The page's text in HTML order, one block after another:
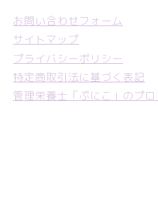
お問い合わせフォーム
サイトマップ
プライバシーポリシー
特定商取引法に基づく表記
管理栄養士「ぷにこ」のプ